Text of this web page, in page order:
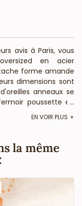
avis à Paris, vous
en acier
forme amande
dimensions sont
anneaux se
poussette en
vous informe
ne contiennent
anti-allergiques
...
EN VOIR PLUS
la même